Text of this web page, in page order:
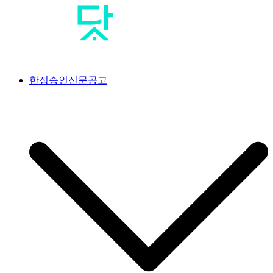
공고닷컴
<br>#공고닷컴 #신문공고대행사 #신문공고 #일간지공고 #일간
서분실공고 #유상옵션계약서분실공고 #발코니확장계약서분실
공고 #분양권분실공고 #사전청약계약서분실공고 #아파트분실
공고 #조합원분실공고 #오피스텔분실공고 #지역주택조합분실
공고 #사전청약계약서분실공고 #임대차계약서분실공고 #골프
회원권분실공고 #골프장분실공고 #골프장회원권분실공고 #회
원증분실공고 #골프회원증분실공고 #콘도회원권분실공고 #리
조트회원권분실공고 #교단탈퇴신문공고 #상속인없는재산의청
산공고 #상속인없는재산의청산신문공고 #상속재산관리인선임
신문공고 #상속재산관리인선임공고 #채권수증공고 #채권수증
신문공고 #분묘개장신문공고 #무연고분묘개장공고 #매각공고
한정승인신문공고